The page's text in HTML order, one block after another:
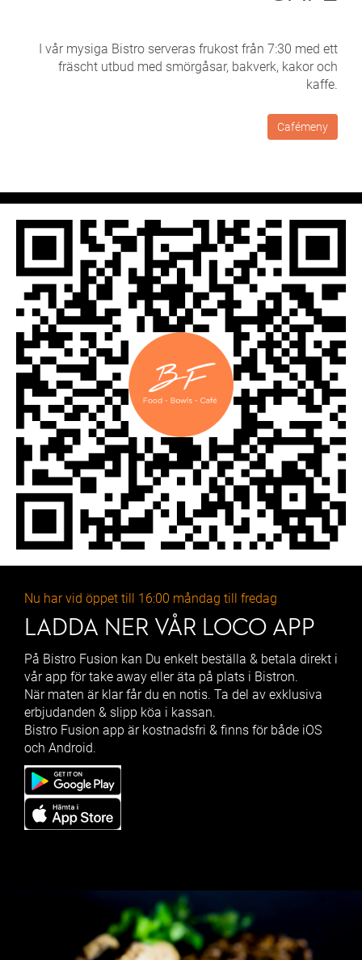
I vår mysiga Bistro serveras frukost från 7:30 med ett
fräscht utbud med smörgåsar, bakverk, kakor och
kaffe.
Cafémeny
Nu har vid öppet till 16:00 måndag till fredag
LADDA NER VÅR LOCO APP
På Bistro Fusion kan Du enkelt beställa & betala direkt i
vår app för take away eller äta på plats i Bistron.
När maten är klar får du en notis. Ta del av exklusiva
erbjudanden & slipp köa i kassan.
Bistro Fusion app är kostnadsfri & finns för både iOS
och Android.